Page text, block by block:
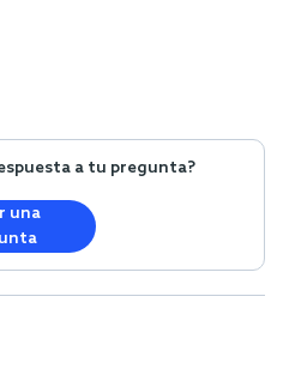
a tu pregunta?
una